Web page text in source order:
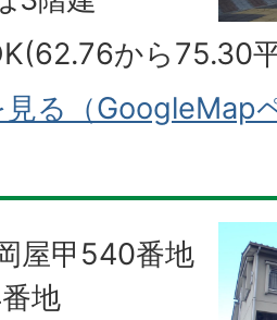
から75.30
る（GoogleMap
甲540番地
地